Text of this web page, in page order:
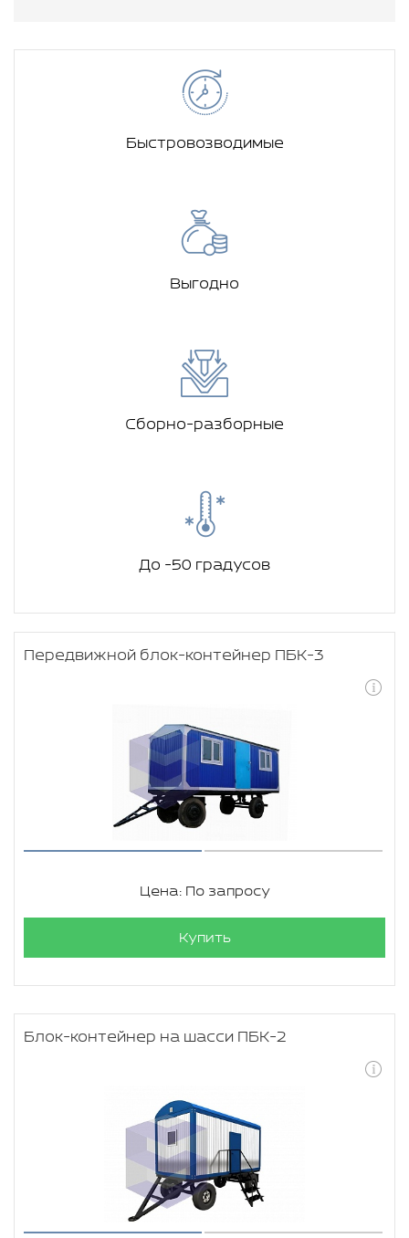
Быстровозводимые
Выгодно
Сборно-разборные
До -50 градусов
Передвижной блок-контейнер ПБК-3
Цена: По запросу
Купить
Блок-контейнер на шасси ПБК-2